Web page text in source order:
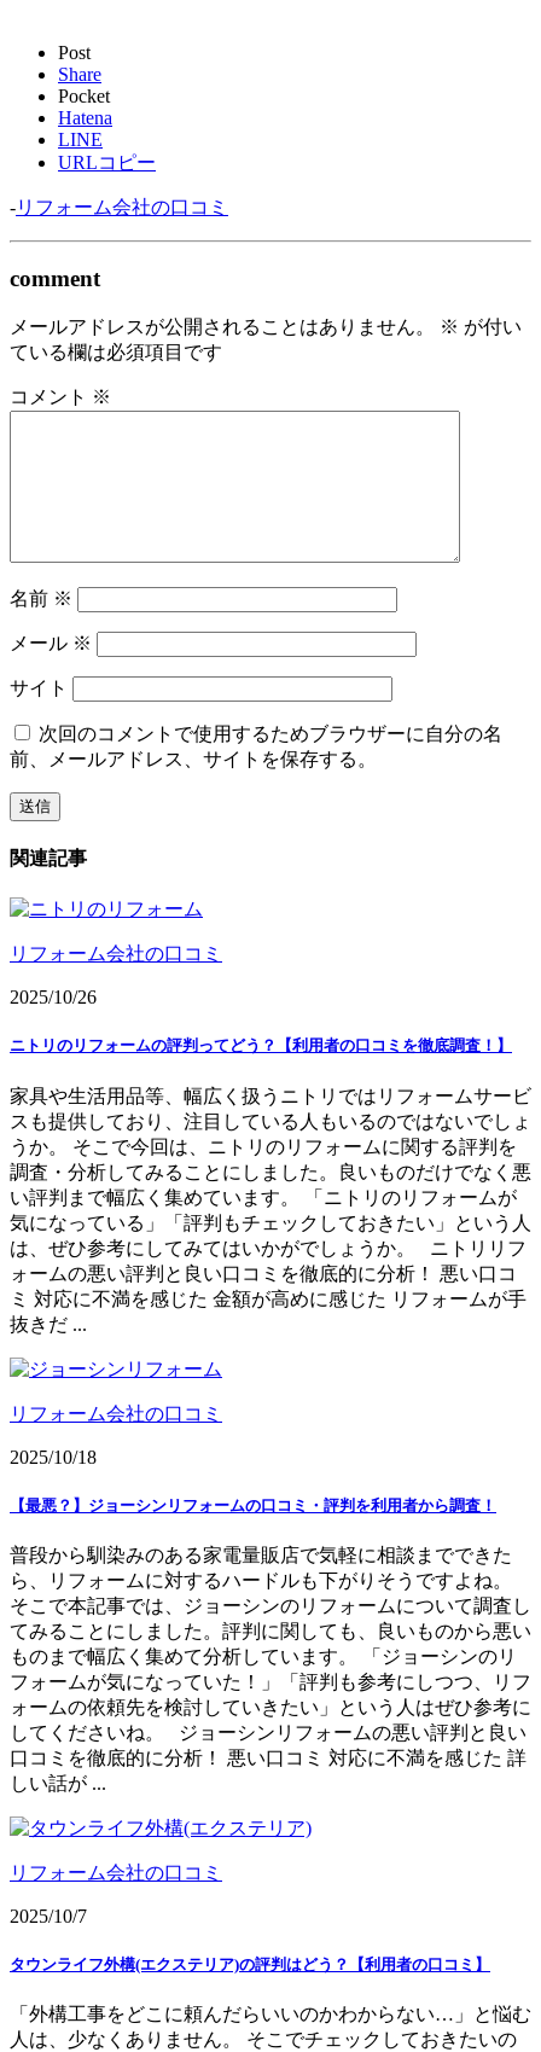
Post
Share
Pocket
Hatena
LINE
URLコピー
-リフォーム会社の口コミ
comment
メールアドレスが公開されることはありません。 ※ が付い
ている欄は必須項目です
コメント ※
名前 ※
メール ※
サイト
次回のコメントで使用するためブラウザーに自分の名
前、メールアドレス、サイトを保存する。
関連記事
リフォーム会社の口コミ
2025/10/26
ニトリのリフォームの評判ってどう？【利用者の口コミを徹底調査！】
家具や生活用品等、幅広く扱うニトリではリフォームサービ
スも提供しており、注目している人もいるのではないでしょ
うか。 そこで今回は、ニトリのリフォームに関する評判を
調査・分析してみることにしました。良いものだけでなく悪
い評判まで幅広く集めています。 「ニトリのリフォームが
気になっている」「評判もチェックしておきたい」という人
は、ぜひ参考にしてみてはいかがでしょうか。 ニトリリフ
ォームの悪い評判と良い口コミを徹底的に分析！ 悪い口コ
ミ 対応に不満を感じた 金額が高めに感じた リフォームが手
抜きだ ...
リフォーム会社の口コミ
2025/10/18
【最悪？】ジョーシンリフォームの口コミ・評判を利用者から調査！
普段から馴染みのある家電量販店で気軽に相談までできた
ら、リフォームに対するハードルも下がりそうですよね。
そこで本記事では、ジョーシンのリフォームについて調査し
てみることにしました。評判に関しても、良いものから悪い
ものまで幅広く集めて分析しています。 「ジョーシンのリ
フォームが気になっていた！」「評判も参考にしつつ、リフ
ォームの依頼先を検討していきたい」という人はぜひ参考に
してくださいね。 ジョーシンリフォームの悪い評判と良い
口コミを徹底的に分析！ 悪い口コミ 対応に不満を感じた 詳
しい話が ...
リフォーム会社の口コミ
2025/10/7
タウンライフ外構(エクステリア)の評判はどう？【利用者の口コミ】
「外構工事をどこに頼んだらいいのかわからない…」と悩む
人は、少なくありません。 そこでチェックしておきたいの